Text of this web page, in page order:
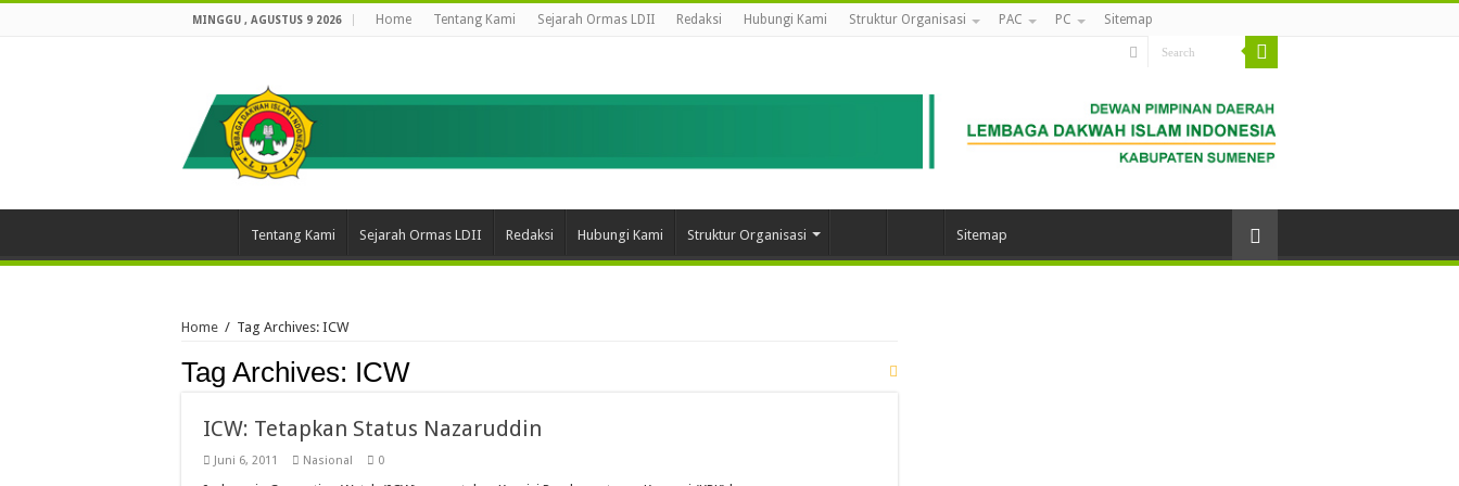
MINGGU , AGUSTUS 9 2026 Home Tentang Kami Sejarah Ormas LDII Redaksi Hubungi Kami Struktur Organisasi PAC PC Sitemap
Tentang Kami Sejarah Ormas LDII Redaksi Hubungi Kami Struktur Organisasi Sitemap
Home / Tag Archives: ICW
Tag Archives: ICW
ICW: Tetapkan Status Nazaruddin
Juni 6, 2011 Nasional 0